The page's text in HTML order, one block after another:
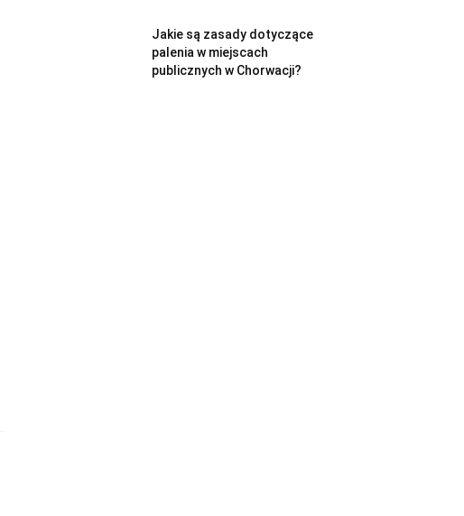
Jakie są zasady dotyczące
palenia w miejscach
publicznych w Chorwacji?